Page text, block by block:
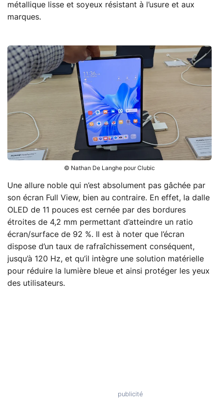
métallique lisse et soyeux résistant à l’usure et aux
marques.
© Nathan De Langhe pour Clubic
Une allure noble qui n’est absolument pas gâchée par
son écran Full View, bien au contraire. En effet, la dalle
OLED de 11 pouces est cernée par des bordures
étroites de 4,2 mm permettant d’atteindre un ratio
écran/surface de 92 %. Il est à noter que l’écran
dispose d’un taux de rafraîchissement conséquent,
jusqu’à 120 Hz, et qu’il intègre une solution matérielle
pour réduire la lumière bleue et ainsi protéger les yeux
des utilisateurs.